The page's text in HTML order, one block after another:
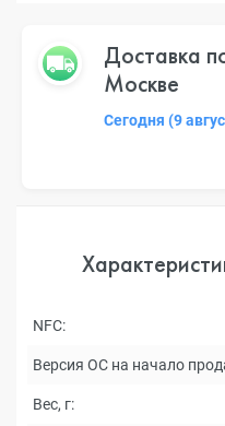
Доставка
Москве
Сегодня (9
NFC:
Версия ОС на начало
Вес, г: